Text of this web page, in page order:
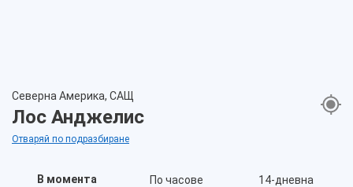
Северна Америка, САЩ
Лос Анджелис
Отваряй по подразбиране
В момента По часове 14-дневна